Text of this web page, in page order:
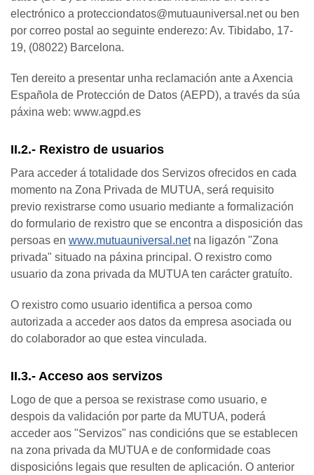
electrónico a protecciondatos@mutuauniversal.net ou ben
por correo postal ao seguinte enderezo: Av. Tibidabo, 17-
19, (08022) Barcelona.
Ten dereito a presentar unha reclamación ante a Axencia
Española de Protección de Datos (AEPD), a través da súa
páxina web: www.agpd.es
II.2.- Rexistro de usuarios
Para acceder á totalidade dos Servizos ofrecidos en cada
momento na Zona Privada de MUTUA, será requisito
previo rexistrarse como usuario mediante a formalización
do formulario de rexistro que se encontra a disposición das
persoas en www.mutuauniversal.netna ligazón "Zona
privada" situado na páxina principal. O rexistro como
usuario da zona privada da MUTUA ten carácter gratuíto.
O rexistro como usuario identifica a persoa como
autorizada a acceder aos datos da empresa asociada ou
do colaborador ao que estea vinculada.
II.3.- Acceso aos servizos
Logo de que a persoa se rexistrase como usuario, e
despois da validación por parte da MUTUA, poderá
acceder aos "Servizos" nas condicións que se establecen
na zona privada da MUTUA e de conformidade coas
disposicións legais que resulten de aplicación. O anterior